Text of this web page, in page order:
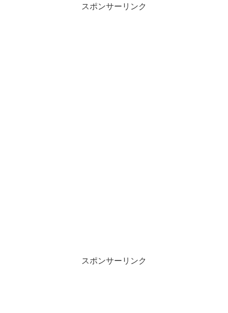
スポンサーリンク
スポンサーリンク